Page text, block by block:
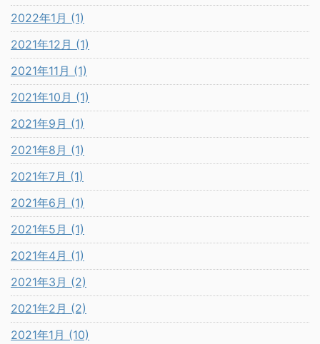
2022年1月 (1)
2021年12月 (1)
2021年11月 (1)
2021年10月 (1)
2021年9月 (1)
2021年8月 (1)
2021年7月 (1)
2021年6月 (1)
2021年5月 (1)
2021年4月 (1)
2021年3月 (2)
2021年2月 (2)
2021年1月 (10)